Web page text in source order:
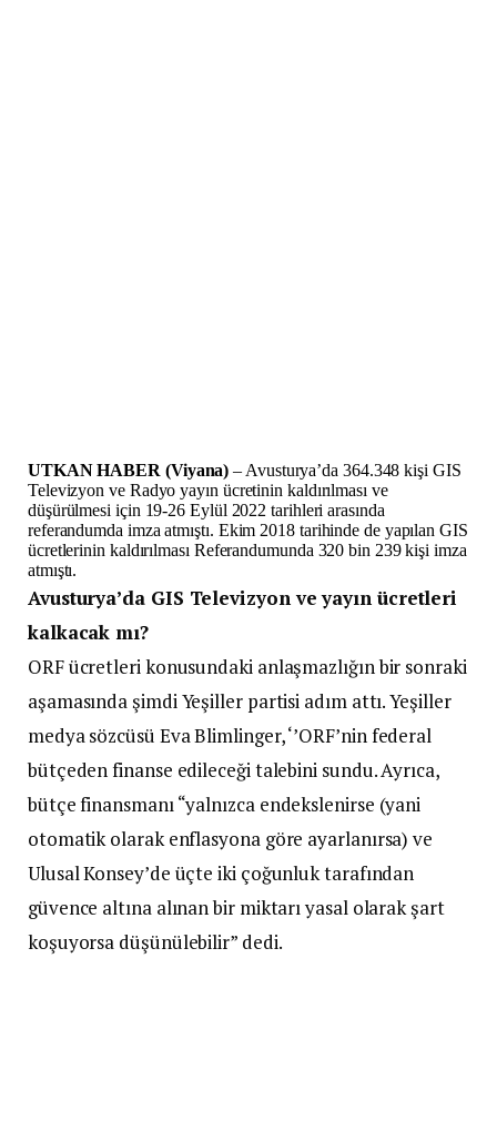
UTKAN HABER (Viyana) – Avusturya’da 364.348 kişi GIS
Televizyon ve Radyo yayın ücretinin kaldırılması ve
düşürülmesi için 19-26 Eylül 2022 tarihleri arasında
referandumda imza atmıştı. Ekim 2018 tarihinde de yapılan GIS
ücretlerinin kaldırılması Referandumunda 320 bin 239 kişi imza
atmıştı.
Avusturya’da GIS Televizyon ve yayın ücretleri
kalkacak mı?
ORF ücretleri konusundaki anlaşmazlığın bir sonraki
aşamasında şimdi Yeşiller partisi adım attı. Yeşiller
medya sözcüsü Eva Blimlinger, ‘’ORF’nin federal
bütçeden finanse edileceği talebini sundu. Ayrıca,
bütçe finansmanı “yalnızca endekslenirse (yani
otomatik olarak enflasyona göre ayarlanırsa) ve
Ulusal Konsey’de üçte iki çoğunluk tarafından
güvence altına alınan bir miktarı yasal olarak şart
koşuyorsa düşünülebilir” dedi.